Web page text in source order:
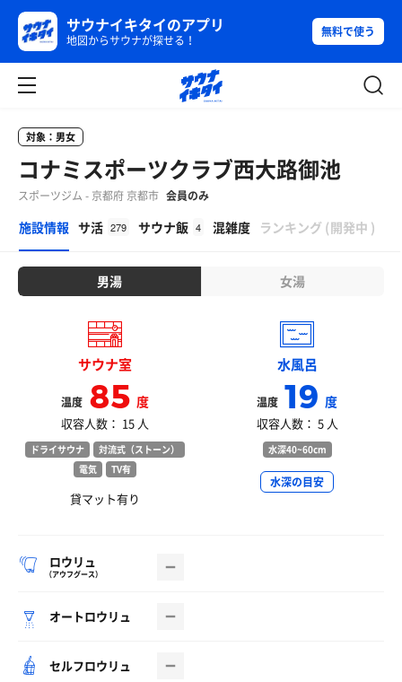
サウナイキタイのアプリ
地図からサウナが探せる！
無料で使う
対象：男女
コナミスポーツクラブ西大路御池
スポーツジム - 京都府 京都市 会員のみ
施設情報 サ活 279 サウナ飯 4 混雑度 ランキング (開発中 )
男湯 女湯
サウナ室
温度 85度
収容人数： 15 人
ドライサウナ
対流式（ストーン）
電気
TV有
貸マット有り
水風呂
温度 19度
収容人数： 5 人
水深40~60cm
水深の目安
ロウリュ
（アウフグース）
オートロウリュ
セルフロウリュ